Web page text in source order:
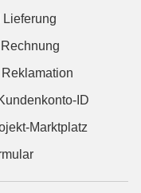
Lieferung
ID
Marktplatz